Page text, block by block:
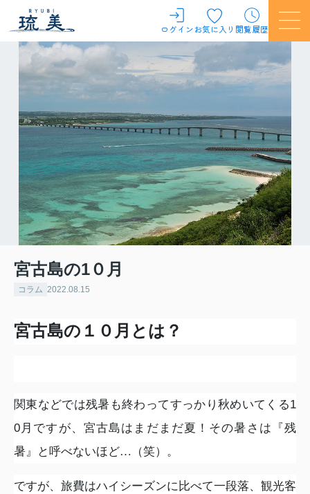
ログインお気に入り 閲覧履歴
宮古島の1０月
コラム 2022.08.15
宮古島の１０月とは？
関東などでは残暑も終わってすっかり秋めいてくる1
0 月ですが、宮古島はまだまだ夏！その暑さは『残
暑』と呼べないほど…（笑）。
ですが、旅費はハイシーズンに比べて一段落、観光客